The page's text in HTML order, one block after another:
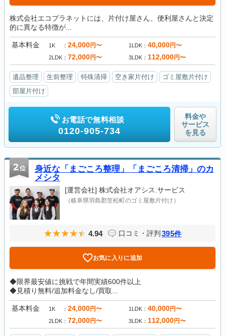
株式会社エコプラネットには、片付け屋さん、便利屋さんと決定
的に異なる特徴が...
基本料金 1K 24,000円〜 1LDK 40,000円〜
2LDK 72,000円〜 3LDK 112,000円〜
遺品整理 生前整理 特殊清掃 空き家片付け
ゴミ屋敷片付け
部屋片付け
お電話で無料相談
0120-905-734
料金や
サービス
を見る
2位
身近な「まごころ整理」「まごころ清掃」のカ
メシタ
[運営会社] 株式会社オアシス.サービス
（岐阜県羽島郡笠松町のゴミ屋敷片付け）
4.94 口コミ・評判 395件
お気に入りに追加
◆限界最安値に挑戦で年間実績600件以上
◆見積り無料/追加料金なし/買取...
基本料金 1K 24,000円〜 1LDK 40,000円〜
2LDK 72,000円〜 3LDK 112,000円〜